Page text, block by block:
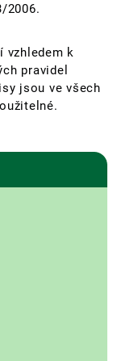
2006.
vzhledem k
pravidel
jsou ve všech